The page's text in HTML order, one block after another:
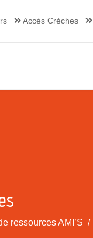
Accès Crèches
ressources AMI’S